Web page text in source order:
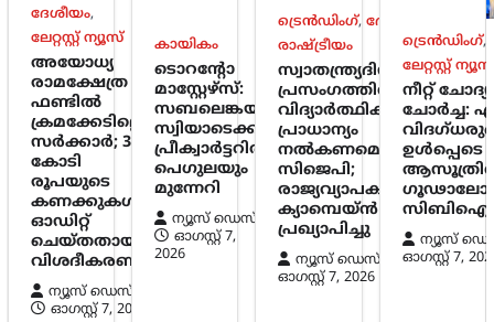
ദേശീയം,
ലേറ്റസ്റ്റ് ന്യൂസ്
അയോധ്യ
രാമക്ഷേത്ര
ഫണ്ടിൽ
ക്രമക്കേടില്ലെന്ന്
സർക്കാർ; 3,300
കോടി
രൂപയുടെ
കണക്കുകൾ
ഓഡിറ്റ്
ചെയ്തതായി
വിശദീകരണം
ന്യൂസ് ഡെസ്ക്
ഓഗസ്റ്റ്‌ 7, 2026
കായികം
ടൊറന്റോ
മാസ്റ്റേഴ്സ്:
സബലെങ്കയും
സ്വിയാടെക്കും
പ്രീക്വാർട്ടറിൽ;
പെഗുലയും
മുന്നേറി
ന്യൂസ് ഡെസ്ക്
ഓഗസ്റ്റ്‌ 7,
2026
ട്രെൻഡിംഗ്,ദേശീയം
രാഷ്ട്രീയം
സ്വാതന്ത്ര്യദിന
പ്രസംഗത്തിൽ
വിദ്യാർത്ഥികൾക്ക്
പ്രാധാന്യം
നൽകണമെന്ന്
സിജെപി;
രാജ്യവ്യാപക
ക്യാമ്പെയ്ൻ
പ്രഖ്യാപിച്ചു
ന്യൂസ് ഡെസ്ക്
ഓഗസ്റ്റ്‌ 7, 2026
ട്രെൻഡിംഗ്,
ലേറ്റസ്റ്റ് ന്യൂസ്
നീറ്റ്
ചോർച്ച:
ഉൾപ്പെടെ
ആസൂത്രിത
സിബിഐ
ന്യൂസ്
ഓഗസ്റ്റ്‌ 7, 2026